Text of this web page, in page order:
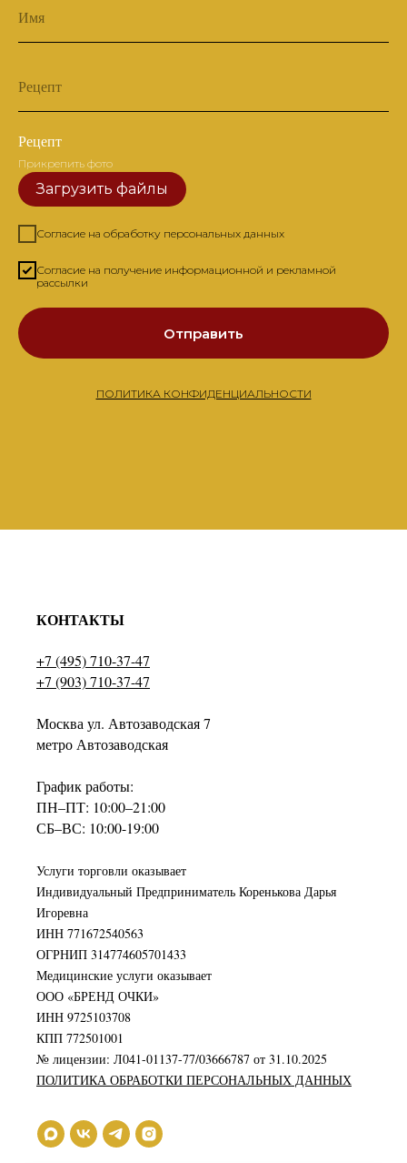
Имя
Рецепт
Рецепт
Прикрепить фото
Загрузить файлы
Согласие на обработку персональных данных
Согласие на получение информационной и рекламной
рассылки
Отправить
ПОЛИТИКА КОНФИДЕНЦИАЛЬНОСТИ
КОНТАКТЫ
+7 (495) 710-37-47
+7 (903) 710-37-47
Москва ул. Автозаводская 7
метро Автозаводская
График работы:
ПН–ПТ: 10:00–21:00
СБ–ВС: 10:00-19:00
Услуги торговли оказывает
Индивидуальный Предприниматель Коренькова Дарья
Игоревна
ИНН 771672540563
ОГРНИП 314774605701433
Медицинские услуги оказывает
ООО «БРЕНД ОЧКИ»
ИНН 9725103708
КПП 772501001
№ лицензии: Л041-01137-77/03666787 от 31.10.2025
ПОЛИТИКА ОБРАБОТКИ ПЕРСОНАЛЬНЫХ ДАННЫХ